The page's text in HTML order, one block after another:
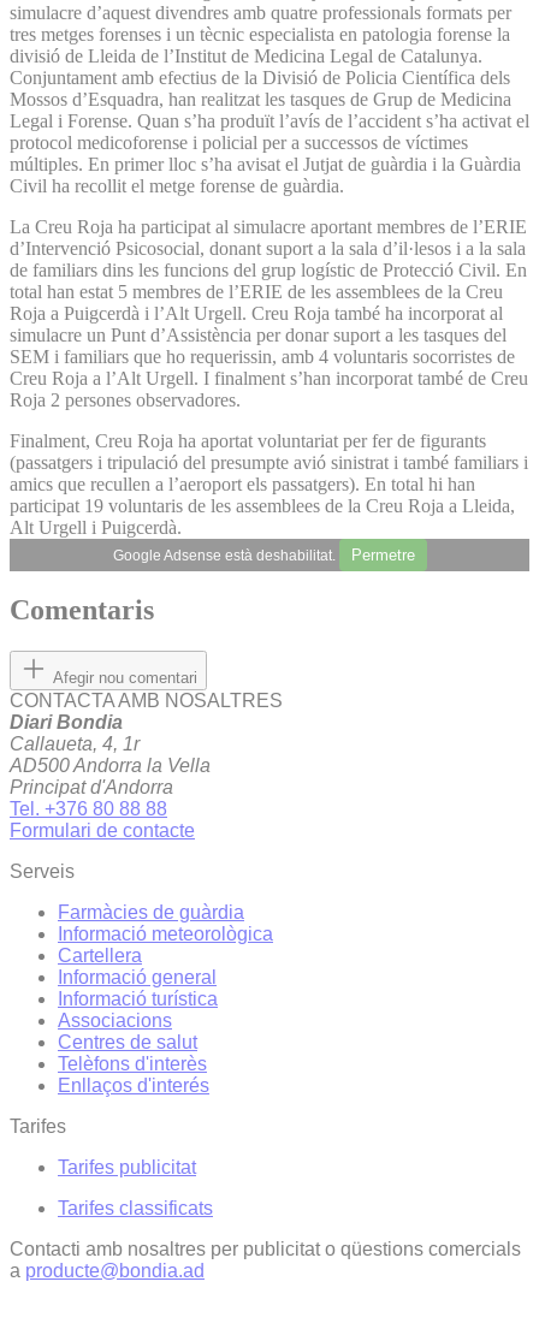
simulacre d’aquest divendres amb quatre professionals formats per
tres metges forenses i un tècnic especialista en patologia forense la
divisió de Lleida de l’Institut de Medicina Legal de Catalunya.
Conjuntament amb efectius de la Divisió de Policia Científica dels
Mossos d’Esquadra, han realitzat les tasques de Grup de Medicina
Legal i Forense. Quan s’ha produït l’avís de l’accident s’ha activat el
protocol medicoforense i policial per a successos de víctimes
múltiples. En primer lloc s’ha avisat el Jutjat de guàrdia i la Guàrdia
Civil ha recollit el metge forense de guàrdia.
La Creu Roja ha participat al simulacre aportant membres de l’ERIE
d’Intervenció Psicosocial, donant suport a la sala d’il·lesos i a la sala
de familiars dins les funcions del grup logístic de Protecció Civil. En
total han estat 5 membres de l’ERIE de les assemblees de la Creu
Roja a Puigcerdà i l’Alt Urgell. Creu Roja també ha incorporat al
simulacre un Punt d’Assistència per donar suport a les tasques del
SEM i familiars que ho requerissin, amb 4 voluntaris socorristes de
Creu Roja a l’Alt Urgell. I finalment s’han incorporat també de Creu
Roja 2 persones observadores.
Finalment, Creu Roja ha aportat voluntariat per fer de figurants
(passatgers i tripulació del presumpte avió sinistrat i també familiars i
amics que recullen a l’aeroport els passatgers). En total hi han
participat 19 voluntaris de les assemblees de la Creu Roja a Lleida,
Alt Urgell i Puigcerdà.
Google Adsense està deshabilitat. Permetre
Comentaris
Afegir nou comentari
CONTACTA AMB NOSALTRES
Diari Bondia
Callaueta, 4, 1r
AD500 Andorra la Vella
Principat d'Andorra
Tel. +376 80 88 88
Formulari de contacte
Serveis
Farmàcies de guàrdia
Informació meteorològica
Cartellera
Informació general
Informació turística
Associacions
Centres de salut
Telèfons d'interès
Enllaços d'interés
Tarifes
Tarifes publicitat
Tarifes classificats
Contacti amb nosaltres per publicitat o qüestions comercials
a producte@bondia.ad